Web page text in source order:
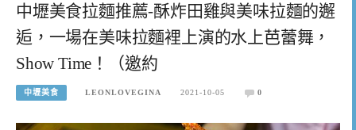
中壢美食拉麵推薦-酥炸田雞與美味拉麵的邂
逅，一場在美味拉麵裡上演的水上芭蕾舞，
Show Time！（邀約
中壢美食 LEONLOVEGINA 2021-10-05 0